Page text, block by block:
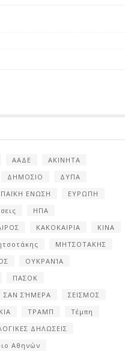
ΑΑΔΕ
ΑΚΙΝΗΤΑ
ΔΗΜΟΣΙΟ
ΔΥΠΑ
ΕΝΩΣΗ
ΕΥΡΩΠΗ
ΗΠΑ
ΚΑΚΟΚΑΙΡΙΑ
ΚΙΝΑ
ΜΗΤΣΟΤΑΚΗΣ
ΟΥΚΡΑΝΊΑ
ΠΑΣΟΚ
ΣΑΝ ΣΉΜΕΡΑ
ΣΕΙΣΜΟΣ
ΤΡΑΜΠ
Τέμπη
ΔΗΛΩΣΕΙΣ
Αθηνών